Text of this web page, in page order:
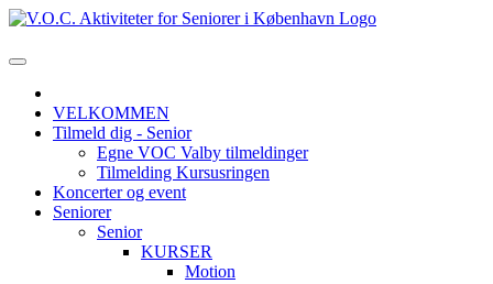
VELKOMMEN
Tilmeld dig - Senior
Egne VOC Valby tilmeldinger
Tilmelding Kursusringen
Koncerter og event
Seniorer
Senior
KURSER
Motion